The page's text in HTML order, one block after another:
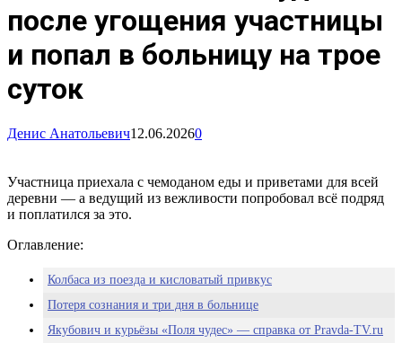
после угощения участницы
и попал в больницу на трое
суток
Денис Анатольевич12.06.20260
Участница приехала с чемоданом еды и приветами для всей
деревни — а ведущий из вежливости попробовал всё подряд
и поплатился за это.
Оглавление:
Колбаса из поезда и кисловатый привкус
Потеря сознания и три дня в больнице
Якубович и курьёзы «Поля чудес» — справка от Pravda-TV.ru